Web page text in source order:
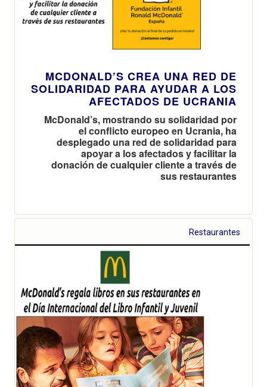
MCDONALD’S CREA UNA RED DE
SOLIDARIDAD PARA AYUDAR A LOS
AFECTADOS DE UCRANIA
McDonald’s, mostrando su solidaridad por
el conflicto europeo en Ucrania, ha
desplegado una red de solidaridad para
apoyar a los afectados y facilitar la
donación de cualquier cliente a través de
sus restaurantes
Restaurantes